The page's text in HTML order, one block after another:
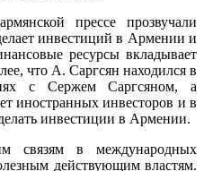
прессе прозвучали
инвестиций в Армении и
ресурсы вкладывает
что А. Саргсян находился в
с Сержем Саргсяном, а
иностранных инвесторов и в
инвестиции в Армении.
связям в международных
действующим властям.